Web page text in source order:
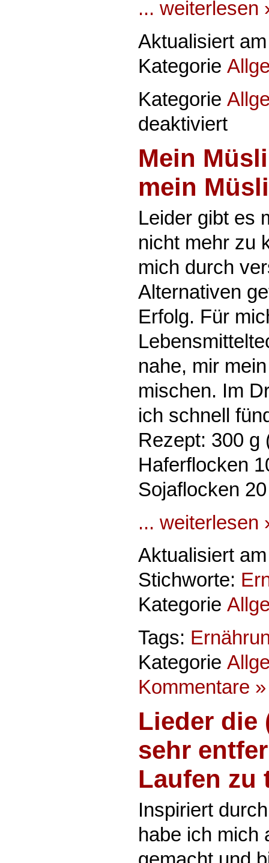
... weiterlesen
Aktualisiert
Kategorie
Kategorie
deaktiviert
Ein
Film
der
dich
vor
der
Ziellinie
abholt
Mein
mein Müsli
Leider gibt es
nicht mehr zu
mich durch
Alternativen
Erfolg. Für
nahe, mir
mischen. Im
ich schnell
Rezept: 300 g
Haferflocken
Sojaflocken
... weiterlesen
Aktualisiert
Stichworte:
Kategorie
Tags:
Kategorie
Kommentare »
Lieder die
sehr
Laufen zu
Inspiriert
habe ich mich